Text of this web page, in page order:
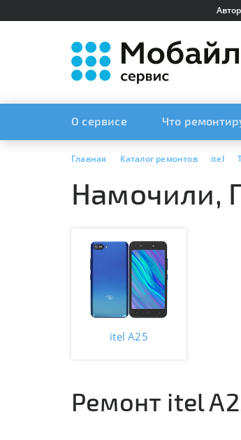
О сервисе Что
Главная Каталог ремонтов itel
Намочили,
itel A25
Ремонт itel